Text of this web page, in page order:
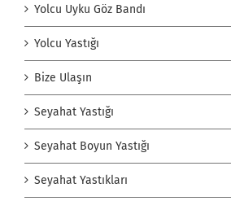
Yolcu Uyku Göz Bandı
Yolcu Yastığı
Bize Ulaşın
Seyahat Yastığı
Seyahat Boyun Yastığı
Seyahat Yastıkları